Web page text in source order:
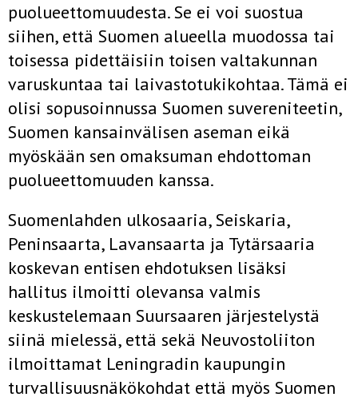
puolueettomuudesta. Se ei voi suostua
siihen, että Suomen alueella muodossa tai
toisessa pidettäisiin toisen valtakunnan
varuskuntaa tai laivastotukikohtaa. Tämä ei
olisi sopusoinnussa Suomen suvereniteetin,
Suomen kansainvälisen aseman eikä
myöskään sen omaksuman ehdotto­man
puolueettomuuden kanssa.
Suomenlahden ulkosaaria, Seiskaria,
Peninsaarta, Lavansaarta ja Tytärsaaria
koskevan entisen ehdotuksen lisäksi
hallitus ilmoitti olevansa valmis
keskustelemaan Suursaaren järjestelystä
siinä mielessä, että sekä Neuvostoliiton
ilmoittamat Leningradin kaupungin
turvallisuusnäkökohdat että myös Suomen